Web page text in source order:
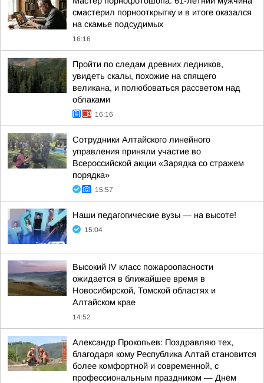
смастерил порнооткрытку и в итоге оказался
на скамье подсудимых
16:16
Пройти по следам древних ледников,
увидеть скалы, похожие на спящего
великана, и полюбоваться рассветом над
облаками
16:16
Сотрудники Алтайского линейного
управления приняли участие во
Всероссийской акции «Зарядка со стражем
порядка»
15:57
Наши педагогические вузы — на высоте!
15:04
Высокий IV класс пожароопасности
ожидается в ближайшее время в
Новосибирской, Томской областях и
Алтайском крае
14:52
Александр Прокопьев: Поздравляю тех,
благодаря кому Республика Алтай становится
более комфортной и современной, с
профессиональным праздником — Днём